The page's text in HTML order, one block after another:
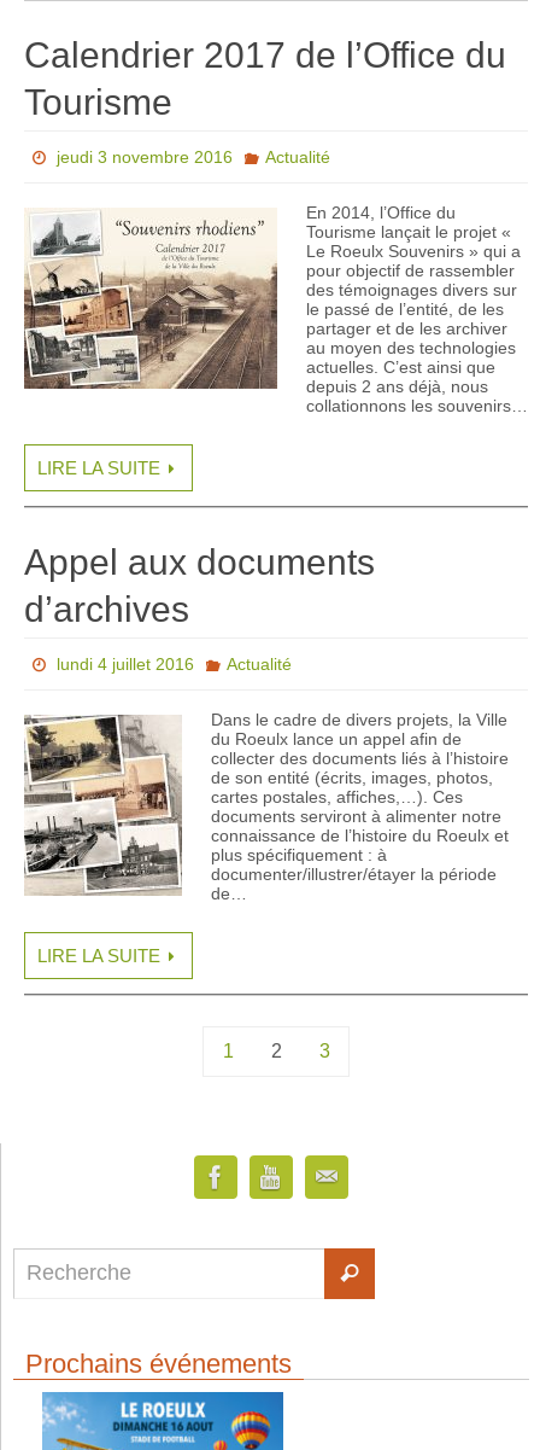
Calendrier 2017 de l’Office du
Tourisme
jeudi 3 novembre 2016 Actualité
En 2014, l’Office du
Tourisme lançait le projet «
Le Roeulx Souvenirs » qui a
pour objectif de rassembler
des témoignages divers sur
le passé de l’entité, de les
partager et de les archiver
au moyen des technologies
actuelles. C’est ainsi que
depuis 2 ans déjà, nous
collationnons les souvenirs…
LIRE LA SUITE
Appel aux documents
d’archives
lundi 4 juillet 2016 Actualité
Dans le cadre de divers projets, la Ville
du Roeulx lance un appel afin de
collecter des documents liés à l’histoire
de son entité (écrits, images, photos,
cartes postales, affiches,…). Ces
documents serviront à alimenter notre
connaissance de l’histoire du Roeulx et
plus spécifiquement : à
documenter/illustrer/étayer la période
de…
LIRE LA SUITE
1 2 3
Prochains événements